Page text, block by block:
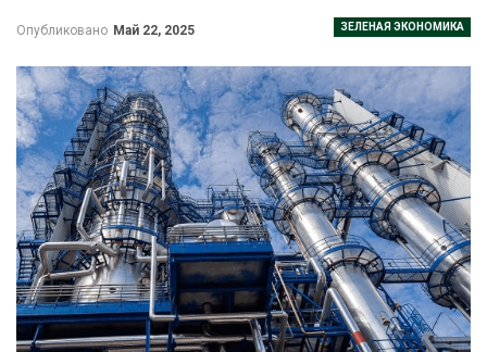
ЗЕЛЕНАЯ ЭКОНОМИКА
Опубликовано Май 22, 2025